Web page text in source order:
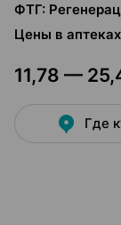
ФТГ:
Цены в аптеках
11,78 —
Где